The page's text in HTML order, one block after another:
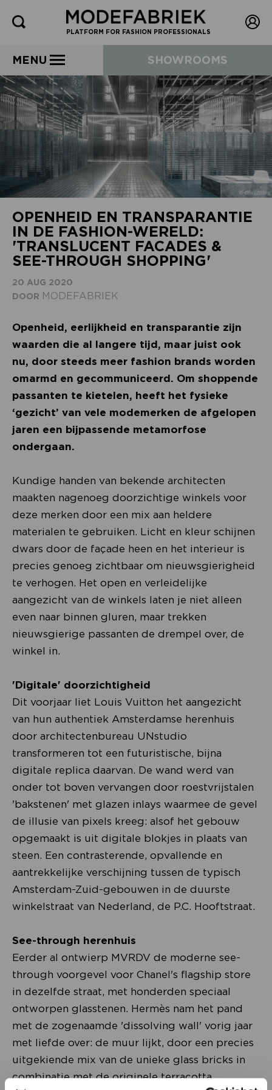
PLATFORM FOR FASHION PROFESSIONALS
MENU SHOWROOMS
OPENHEID EN TRANSPARANTIE
IN DE FASHION-WERELD:
'TRANSLUCENT FACADES &
SEE-THROUGH SHOPPING'
20 AUG 2020
DOOR MODEFABRIEK
Openheid, eerlijkheid en transparantie zijn
waarden die al langere tijd, maar juist ook
nu, door steeds meer fashion brands worden
omarmd en gecommuniceerd. Om shoppende
passanten te kietelen, heeft het fysieke
‘gezicht’ van vele modemerken de afgelopen
jaren een bijpassende metamorfose
ondergaan.
Kundige handen van bekende architecten
maakten nagenoeg doorzichtige winkels voor
deze merken door een mix aan heldere
materialen te gebruiken. Licht en kleur schijnen
dwars door de façade heen en het interieur is
precies genoeg zichtbaar om nieuwsgierigheid
te verhogen. Het open en verleidelijke
aangezicht van de winkels laten je niet alleen
even naar binnen gluren, maar trekken
nieuwsgierige passanten de drempel over, de
winkel in.
'Digitale' doorzichtigheid
Dit voorjaar liet Louis Vuitton het aangezicht
van hun authentiek Amsterdamse herenhuis
door architectenbureau UNstudio
transformeren tot een futuristische, bijna
digitale replica daarvan. De wand werd van
onder tot boven vervangen door roestvrijstalen
'bakstenen' met glazen inlays waarmee de gevel
de illusie van pixels kreeg: alsof het gebouw
opgemaakt is uit digitale blokjes in plaats van
steen. Een contrasterende, opvallende en
aantrekkelijke verschijning tussen de typisch
Amsterdam-Zuid-gebouwen in de duurste
winkelstraat van Nederland, de P.C. Hooftstraat.
See-through herenhuis
Eerder al ontwierp MVRDV de moderne see-
through voorgevel voor Chanel's flagship store
in dezelfde straat, met honderden speciaal
ontworpen glasstenen. Hermès nam het pand
met de zogenaamde 'dissolving wall' vorig jaar
met liefde over: de muur lijkt, door een precies
uitgekiende mix van de unieke glass bricks in
combinatie met de originele terracotta